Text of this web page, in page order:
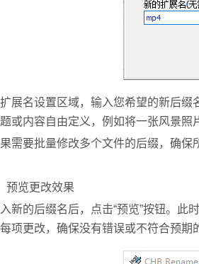
展名设置区域，输入您希望的新后缀
或内容自由定义，例如将一张风景照
需要批量修改多个文件的后缀，确保
预览更改效果
新的后缀名后，点击“预览”按钮。此
项更改，确保没有错误或不符合预期